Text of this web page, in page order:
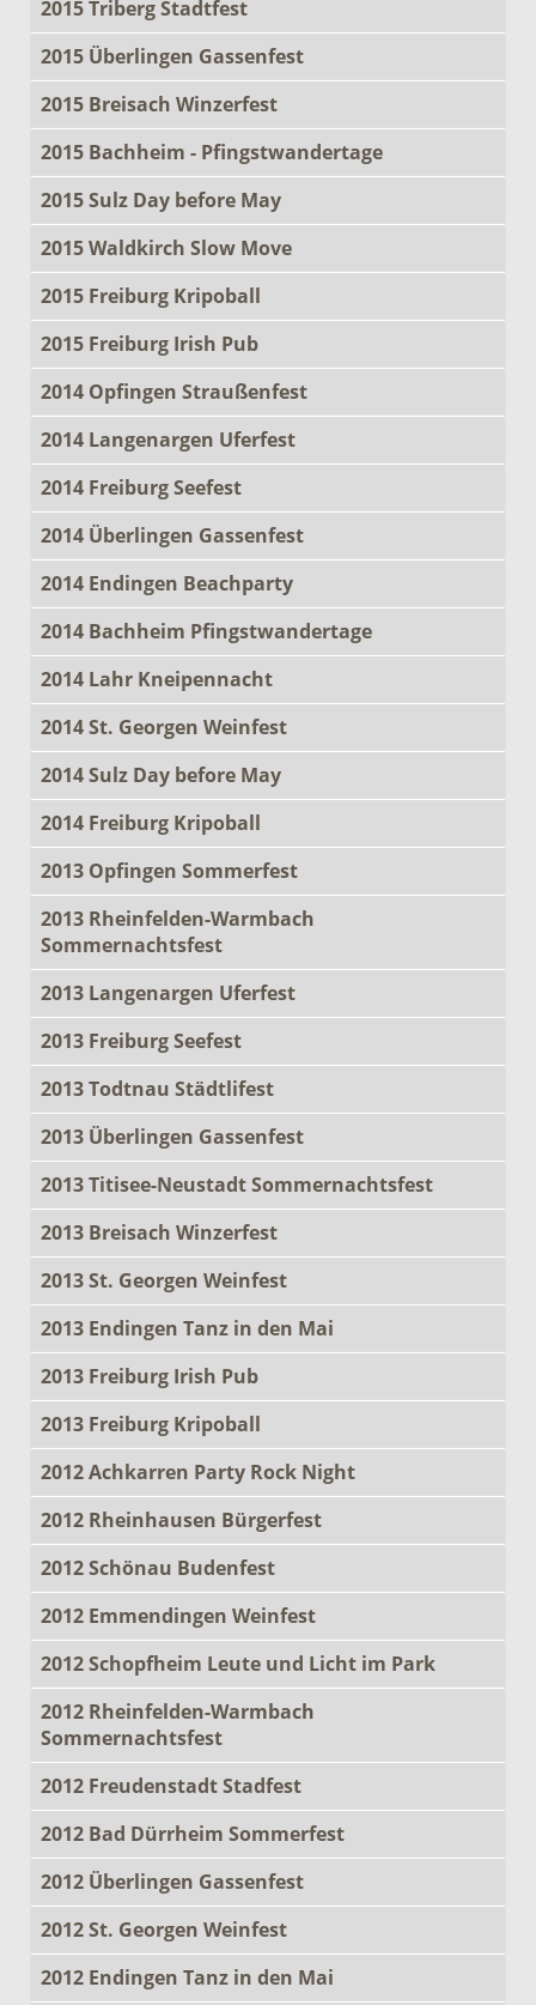
2015 Triberg Stadtfest
2015 Überlingen Gassenfest
2015 Breisach Winzerfest
2015 Bachheim - Pfingstwandertage
2015 Sulz Day before May
2015 Waldkirch Slow Move
2015 Freiburg Kripoball
2015 Freiburg Irish Pub
2014 Opfingen Straußenfest
2014 Langenargen Uferfest
2014 Freiburg Seefest
2014 Überlingen Gassenfest
2014 Endingen Beachparty
2014 Bachheim Pfingstwandertage
2014 Lahr Kneipennacht
2014 St. Georgen Weinfest
2014 Sulz Day before May
2014 Freiburg Kripoball
2013 Opfingen Sommerfest
2013 Rheinfelden-Warmbach
Sommernachtsfest
2013 Langenargen Uferfest
2013 Freiburg Seefest
2013 Todtnau Städtlifest
2013 Überlingen Gassenfest
2013 Titisee-Neustadt Sommernachtsfest
2013 Breisach Winzerfest
2013 St. Georgen Weinfest
2013 Endingen Tanz in den Mai
2013 Freiburg Irish Pub
2013 Freiburg Kripoball
2012 Achkarren Party Rock Night
2012 Rheinhausen Bürgerfest
2012 Schönau Budenfest
2012 Emmendingen Weinfest
2012 Schopfheim Leute und Licht im Park
2012 Rheinfelden-Warmbach
Sommernachtsfest
2012 Freudenstadt Stadfest
2012 Bad Dürrheim Sommerfest
2012 Überlingen Gassenfest
2012 St. Georgen Weinfest
2012 Endingen Tanz in den Mai